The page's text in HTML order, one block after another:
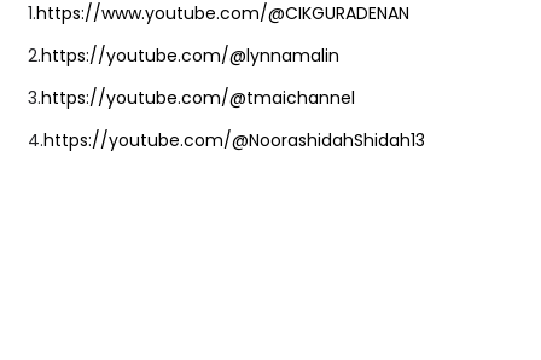
1.https://www.youtube.com/@CIKGURADENAN
2.https://youtube.com/@lynnamalin
3.https://youtube.com/@tmaichannel
4.https://youtube.com/@NoorashidahShidah13